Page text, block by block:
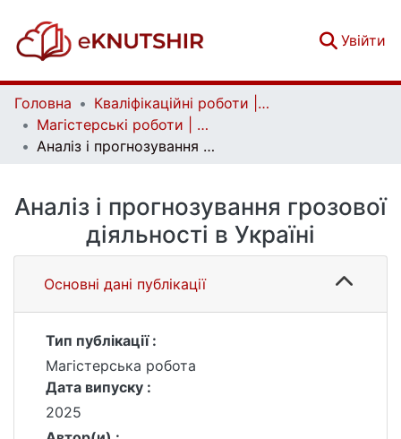
Увійти
Головна
Кваліфікаційні роботи | Qualifying works
Магістерські роботи | Master's theses
Аналіз і прогнозування грозової діяльності в Україні
Аналіз і прогнозування грозової
діяльності в Україні
Основні дані публікації
Тип публікації :
Магістерська робота
Дата випуску :
2025